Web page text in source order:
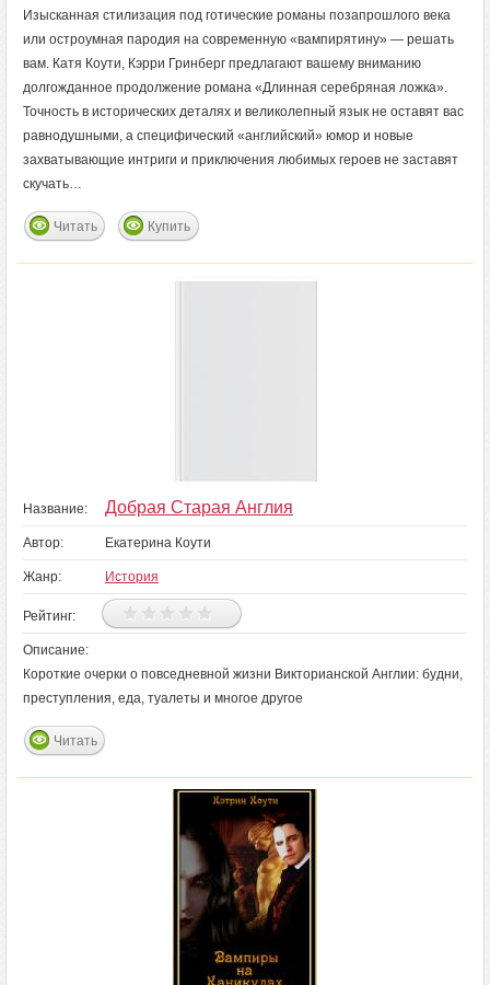
Изысканная стилизация под готические романы позапрошлого века
или остроумная пародия на современную «вампирятину» — решать
вам. Катя Коути, Кэрри Гринберг предлагают вашему вниманию
долгожданное продолжение романа «Длинная серебряная ложка».
Точность в исторических деталях и великолепный язык не оставят вас
равнодушными, а специфический «английский» юмор и новые
захватывающие интриги и приключения любимых героев не заставят
скучать…
Читать Купить
Название: Добрая Старая Англия
Автор: Екатерина Коути
Жанр: История
Рейтинг:
Описание:
Короткие очерки о повседневной жизни Викторианской Англии: будни,
преступления, еда, туалеты и многое другое
Читать